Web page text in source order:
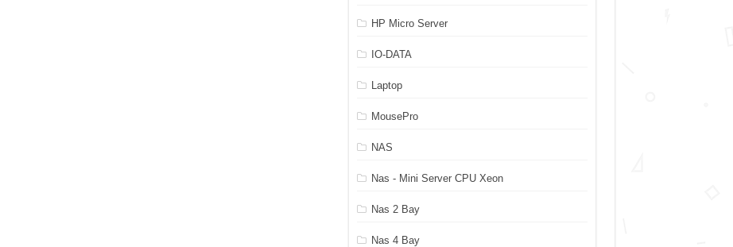
HP Micro Server
IO-DATA
Laptop
MousePro
NAS
Nas - Mini Server CPU Xeon
Nas 2 Bay
Nas 4 Bay